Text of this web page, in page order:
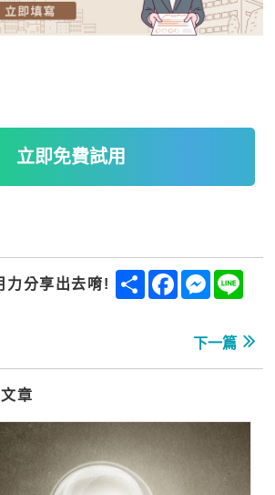
立即免費試用
力分享出去唷! ShareFacebook
下一篇
章